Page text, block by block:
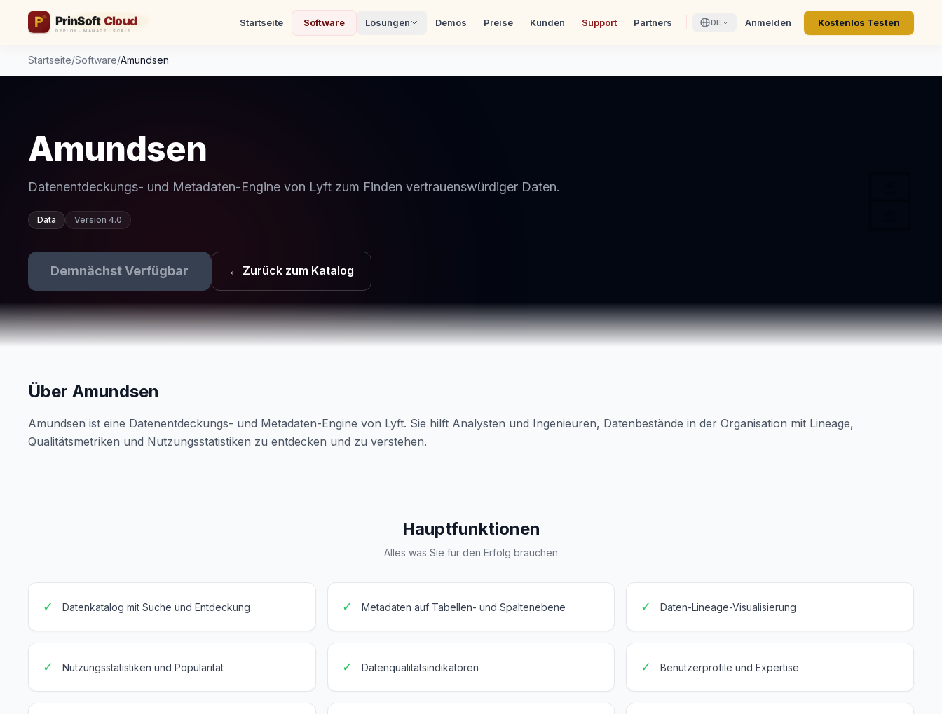
Startseite Software Lösungen Demos Preise Kunden Support Partners DE Anmelden Kostenlos Testen
Startseite/Software/Amundsen
Amundsen
Datenentdeckungs- und Metadaten-Engine von Lyft zum Finden vertrauenswürdiger Daten.
Data Version 4.0
Demnächst Verfügbar ← Zurück zum Katalog
Über Amundsen
Amundsen ist eine Datenentdeckungs- und Metadaten-Engine von Lyft. Sie hilft Analysten und Ingenieuren, Datenbestände in der Organisation mit Lineage,
Qualitätsmetriken und Nutzungsstatistiken zu entdecken und zu verstehen.
Hauptfunktionen
Alles was Sie für den Erfolg brauchen
✓ Datenkatalog mit Suche und Entdeckung ✓ Metadaten auf Tabellen- und Spaltenebene ✓ Daten-Lineage-Visualisierung
✓ Nutzungsstatistiken und Popularität ✓ Datenqualitätsindikatoren ✓ Benutzerprofile und Expertise